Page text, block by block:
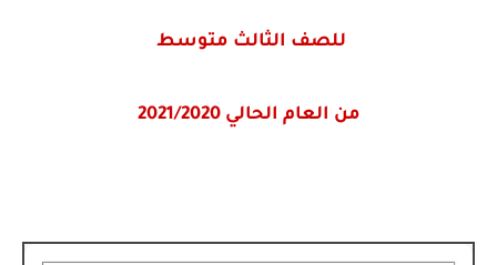
للصف الثالث متوسط
من العام الحالي 2021/2020